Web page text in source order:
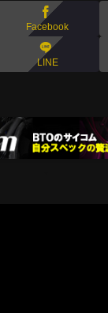
Facebook
LINE